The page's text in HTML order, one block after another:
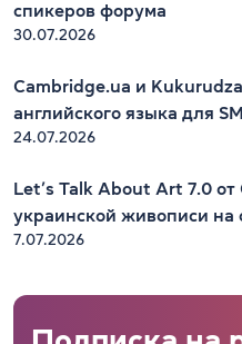
спикеров форума
30.07.2026
Cambridge.ua и
английского языка для
24.07.2026
Let’s Talk About Art 7.0
украинской живописи на
7.07.2026